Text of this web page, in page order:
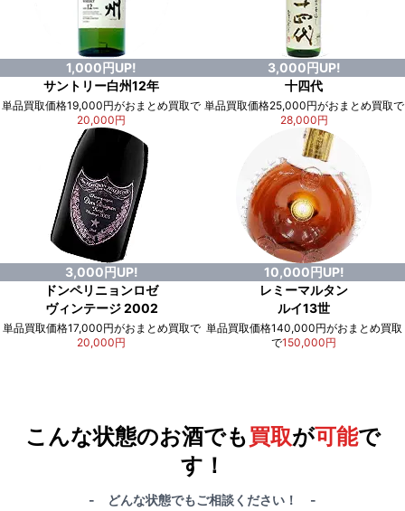
1,000円UP!
サントリー白州12年
単品買取価格19,000円がおまとめ買取で
20,000円
3,000円UP!
十四代
単品買取価格25,000円がおまとめ買取で
28,000円
3,000円UP!
ドンペリニョンロゼ
ヴィンテージ 2002
単品買取価格17,000円がおまとめ買取で
20,000円
10,000円UP!
レミーマルタン
ルイ13世
単品買取価格140,000円がおまとめ買取
で150,000円
こんな状態のお酒でも買取が可能で
す！
- どんな状態でもご相談ください！ -